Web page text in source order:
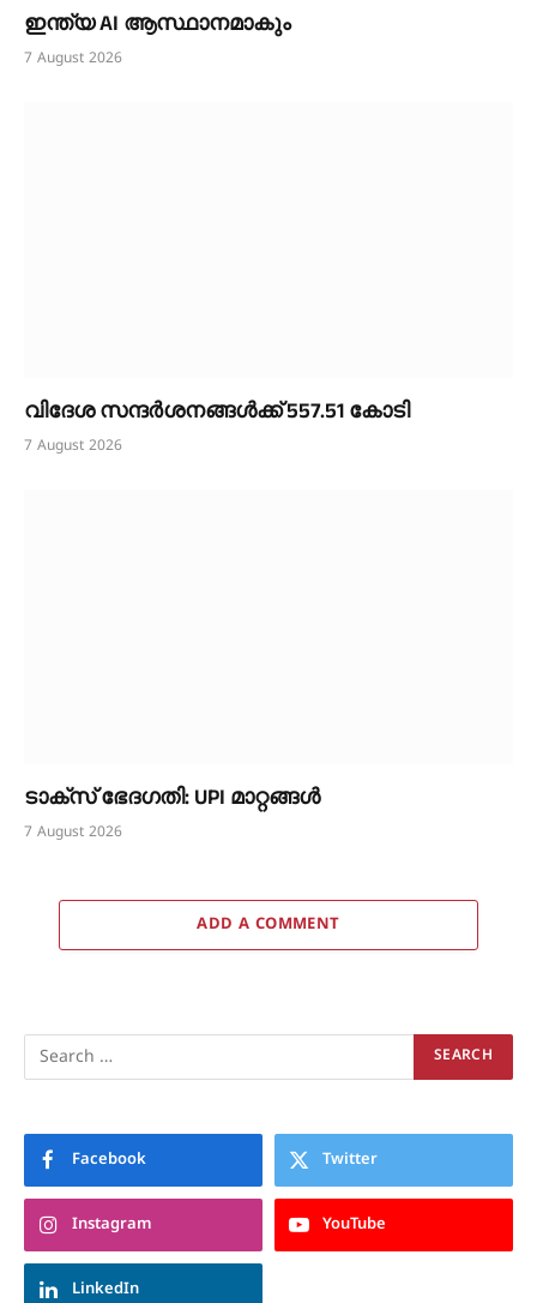
ഇന്ത്യ AI ആസ്ഥാനമാകും
7 August 2026
വിദേശ സന്ദർശനങ്ങൾക്ക് 557.51 കോടി
7 August 2026
ടാക്സ് ഭേദഗതി: UPI മാറ്റങ്ങൾ
7 August 2026
ADD A COMMENT
Facebook Twitter
Instagram YouTube
LinkedIn